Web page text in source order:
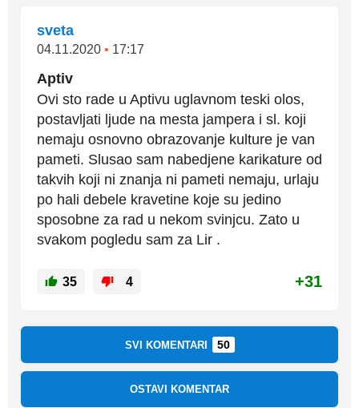
sveta
04.11.2020 • 17:17
Aptiv
Ovi sto rade u Aptivu uglavnom teski olos,
postavljati ljude na mesta jampera i sl. koji
nemaju osnovno obrazovanje kulture je van
pameti. Slusao sam nabedjene karikature od
takvih koji ni znanja ni pameti nemaju, urlaju
po hali debele kravetine koje su jedino
sposobne za rad u nekom svinjcu. Zato u
svakom pogledu sam za Lir .
35 4 +31
SVI KOMENTARI 50
OSTAVI KOMENTAR